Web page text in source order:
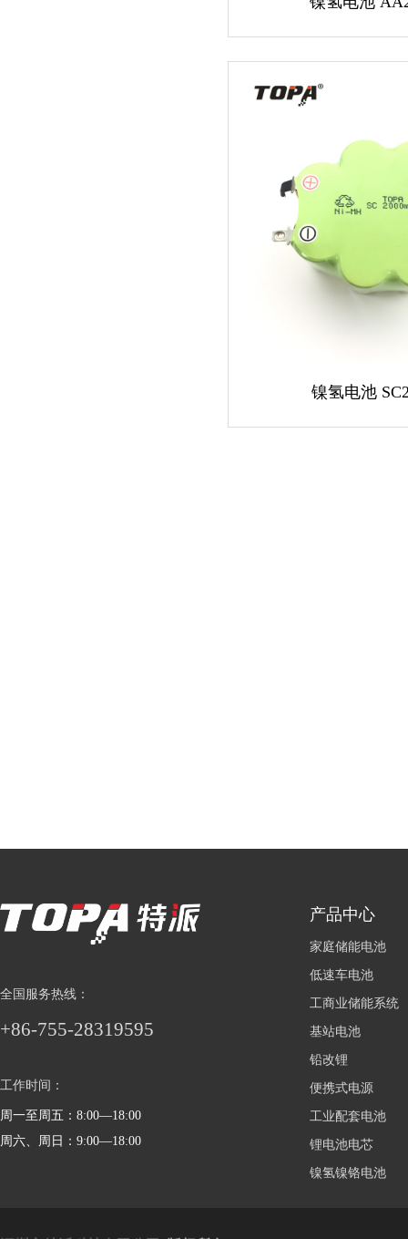
镍氢电池
产品中心
家庭储能电池
低速车电池
工商业储能系统
基站电池
铅改锂
便携式电源
工业配套电池
锂电池电芯
镍氢镍铬电池
+86-755-28319595
全国服务热线：
工作时间：
周一至周五：8:00—18:00
周六、周日：9:00—18:00